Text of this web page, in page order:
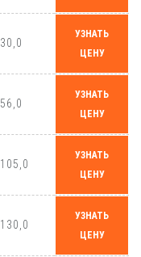
30,0
УЗНАТЬ
ЦЕНУ
56,0
УЗНАТЬ
ЦЕНУ
105,0
УЗНАТЬ
ЦЕНУ
130,0
УЗНАТЬ
ЦЕНУ